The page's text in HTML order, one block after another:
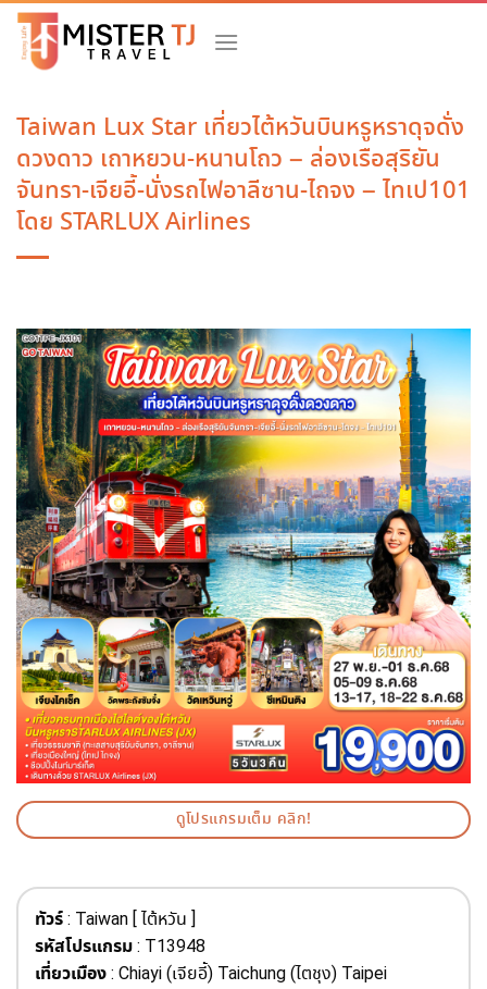
Skip
content
Taiwan Lux Star เที่ยวไต้หวันบินหรูหราดุจดั่ง
ดวงดาว เถาหยวน-หนานโถว – ล่องเรือสุริยัน
จันทรา-เจียอี้-นั่งรถไฟอาลีซาน-ไถจง – ไทเป101
โดย STARLUX Airlines
ดูโปรแกรมเต็ม คลิก!
ทัวร์ : Taiwan [ ไต้หวัน ]
รหัสโปรแกรม : T13948
เที่ยวเมือง : Chiayi (เจียอี้) Taichung (ไตชุง) Taipei